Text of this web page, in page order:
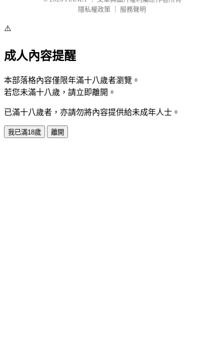
隱私權政策
服務聲明
⚠️
成人內容提醒
本部落格內容僅限年滿十八歲者瀏覽。
若您未滿十八歲，請立即離開。
已滿十八歲者，亦請勿將內容提供給未成年人士。
我已滿18歲 離開